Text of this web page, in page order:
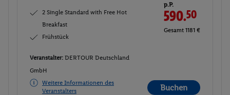
2 Single Standard with Free Hot
Breakfast
Frühstück
p.P.
590.50
Gesamt 1181 €
Veranstalter: DERTOUR Deutschland
GmbH
Weitere Informationen des
Veranstalters
Buchen